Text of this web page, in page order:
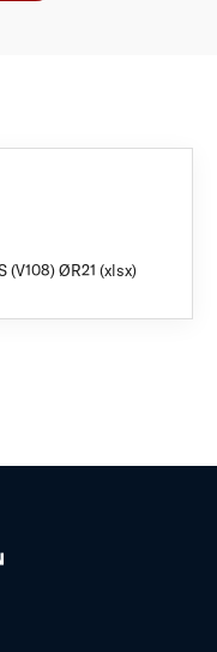
(V108) ØR21 (xlsx)